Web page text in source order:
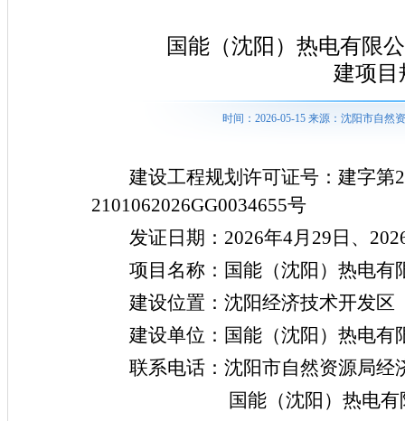
国能（沈阳）热电有限
建项目
时间：2026-05-15 来源：沈阳市自然
建设工程规划许可证号：建字第
2101062026GG0034655号
发证日期： 2026年4月 29 日、
项目名称：国能（沈阳）热电有
建设位置：沈阳经济技术开发区
建设单位：国能（沈阳）热电有
联系电话：沈阳市自然资源局经
国能（沈阳）热电有限